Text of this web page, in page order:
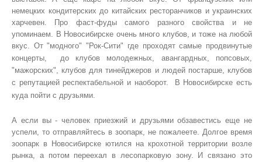
немецких кондитерских до китайских ресторанчиков и украинских
харчевен. Про фаст-фуды самого разного свойства и не
упоминаем. В Новосибирске очень много клубов, и тоже на любой
вкус. От "модного" "Рок-Сити" где проходят самые продвинутые
концерты,
до клубов молодежных, авангардных, попсовых,
"мажорских", клубов для тинейджеров и людей постарше, клубов
с репутацией респектабельной и наоборот.
В Новосибирске есть
куда пойти с друзьями.
А если вы - человек приезжий и друзьями обзавестись еще не
успели, то отправляйтесь в зоопарк, не пожалеете. Долгое время
зоопарк в Новосибирске ютился на крохотной территории возле
рынка, а потом переехал в лесопарковую зону. И связано это